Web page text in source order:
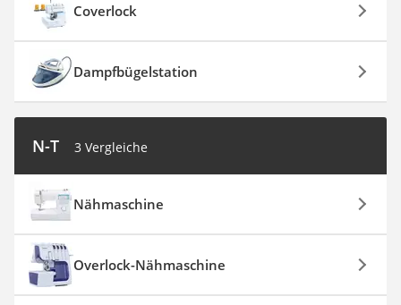
Coverlock
Dampfbügelstation
N-T 3 Vergleiche
Nähmaschine
Overlock-Nähmaschine